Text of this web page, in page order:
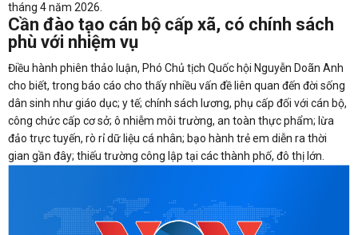
tháng 4 năm 2026.
Cần đào tạo cán bộ cấp xã, có chính sách
phù với nhiệm vụ
Điều hành phiên thảo luận, Phó Chủ tịch Quốc hội Nguyễn Doãn Anh
cho biết, trong báo cáo cho thấy nhiều vấn đề liên quan đến đời sống
dân sinh như giáo dục; y tế; chính sách lương, phụ cấp đối với cán bộ,
công chức cấp cơ sở; ô nhiễm môi trường, an toàn thực phẩm; lừa
đảo trực tuyến, rò rỉ dữ liệu cá nhân; bạo hành trẻ em diễn ra thời
gian gần đây; thiếu trường công lập tại các thành phố, đô thị lớn.